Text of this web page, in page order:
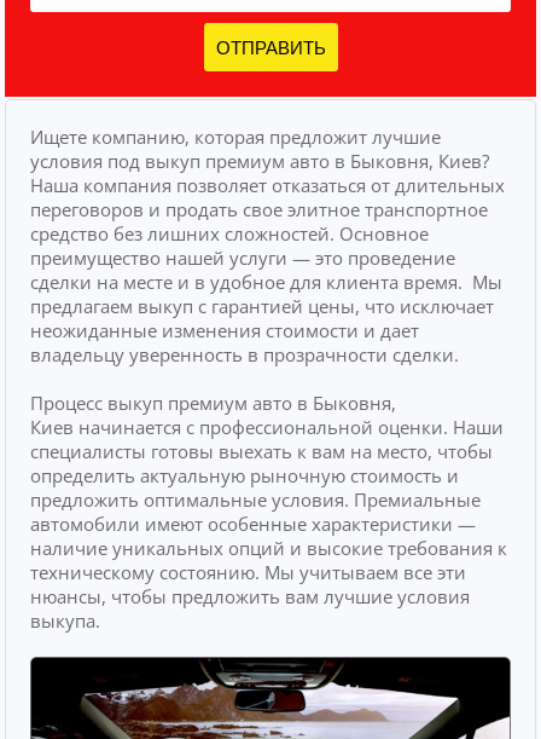
ОТПРАВИТЬ
Ищете компанию, которая предложит лучшие
условия под выкуп премиум авто в Быковня, Киев?
Наша компания позволяет отказаться от длительных
переговоров и продать свое элитное транспортное
средство без лишних сложностей. Основное
преимущество нашей услуги — это проведение
сделки на месте и в удобное для клиента время. Мы
предлагаем выкуп с гарантией цены, что исключает
неожиданные изменения стоимости и дает
владельцу уверенность в прозрачности сделки.
Процесс выкуп премиум авто в Быковня,
Киев начинается с профессиональной оценки. Наши
специалисты готовы выехать к вам на место, чтобы
определить актуальную рыночную стоимость и
предложить оптимальные условия. Премиальные
автомобили имеют особенные характеристики —
наличие уникальных опций и высокие требования к
техническому состоянию. Мы учитываем все эти
нюансы, чтобы предложить вам лучшие условия
выкупа.